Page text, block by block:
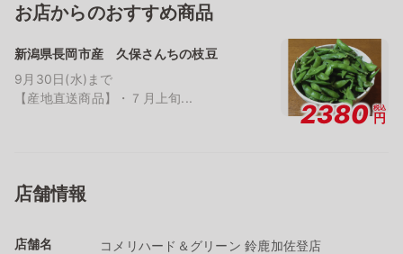
お店からのおすすめ商品
新潟県長岡市産 久保さんちの枝豆
9月30日(水)まで
【産地直送商品】・７月上旬...
2380 税込
円
店舗情報
店舗名 コメリハード＆グリーン 鈴鹿加佐登店